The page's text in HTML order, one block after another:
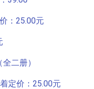
：25.00元
二册）
定价：25.00元